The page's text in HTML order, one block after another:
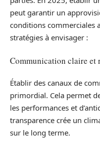
peut garantir un
conditions commerciales
stratégies à envisager :
Communication claire et
Établir des canaux de
primordial. Cela permet
les performances et
transparence crée un
sur le long terme.